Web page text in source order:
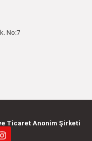
No:7
Ticaret Anonim Şirketi